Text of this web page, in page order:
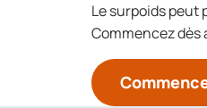
Le surpoids peut
Commencez